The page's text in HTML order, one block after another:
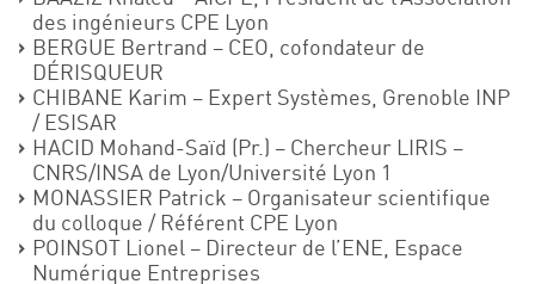
des ingénieurs CPE Lyon
BERGUE Bertrand – CEO, cofondateur de
DÉRISQUEUR
CHIBANE Karim – Expert Systèmes, Grenoble INP
/ ESISAR
HACID Mohand-Saïd (Pr.) – Chercheur LIRIS –
CNRS/INSA de Lyon/Université Lyon 1
MONASSIER Patrick – Organisateur scientifique
du colloque / Référent CPE Lyon
POINSOT Lionel – Directeur de l’ENE, Espace
Numérique Entreprises